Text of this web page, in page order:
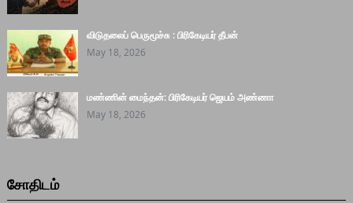
விடுதலைப் பெருமூச்சு : பிரிகேடியர் தீபன்
May 18, 2026
மண்ணின் மைந்தன்: பிரிகேடியர் ஜெயம் அண்ணா
May 18, 2026
சோதிடம்